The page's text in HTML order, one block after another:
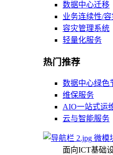
数据中心迁移
业务连续性/
容灾管理系统
轻量化服务
热门推荐
数据中心绿色
维保服务
AIO一站式运
云与智能服务
微模
面向ICT基础